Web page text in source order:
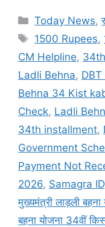
Categories
Today News,
Tags
1500 Rupees,
CM Helpline,
Ladli Behna,
Behna 34 Kist
Check, Ladli
34th installment,
Government
Payment Not
2026, Samagra ID
मुख्यमंत्री लाड़ली बहना
बहना योजना 34वीं